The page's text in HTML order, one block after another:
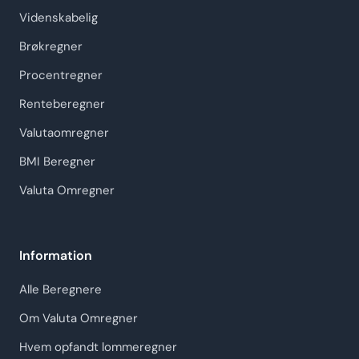
Videnskabelig
Brøkregner
Procentregner
Renteberegner
Valutaomregner
BMI Beregner
Valuta Omregner
Information
Alle Beregnere
Om Valuta Omregner
Hvem opfandt lommeregner